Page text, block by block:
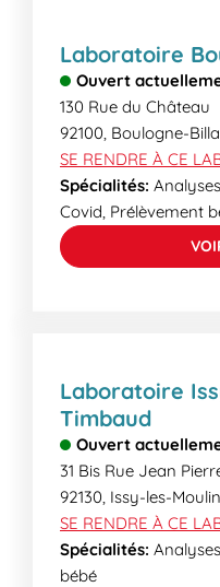
Laboratoire
Ouvert
130 Rue du Château
92100, Boulogne-
SE RENDRE À CE
Spécialités:
Covid, Prélèvement
Laboratoire
Timbaud
Ouvert
31 Bis Rue Jean
92130, Issy-les-
SE RENDRE À CE
Spécialités:
bébé